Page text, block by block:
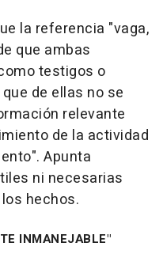
la referencia "vaga,
que ambas
testigos o
de ellas no se
relevante
de la actividad
Apunta
ni necesarias
hechos.
INMANEJABLE"